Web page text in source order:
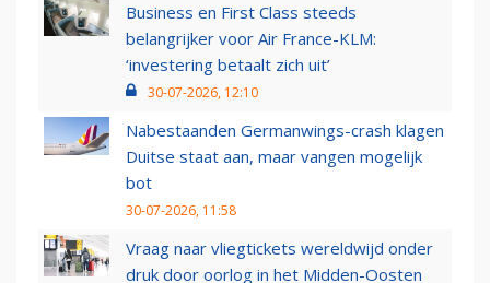
Business en First Class steeds
belangrijker voor Air France-KLM:
‘investering betaalt zich uit’
30-07-2026, 12:10
Nabestaanden Germanwings-crash klagen
Duitse staat aan, maar vangen mogelijk
bot
30-07-2026, 11:58
Vraag naar vliegtickets wereldwijd onder
druk door oorlog in het Midden-Oosten